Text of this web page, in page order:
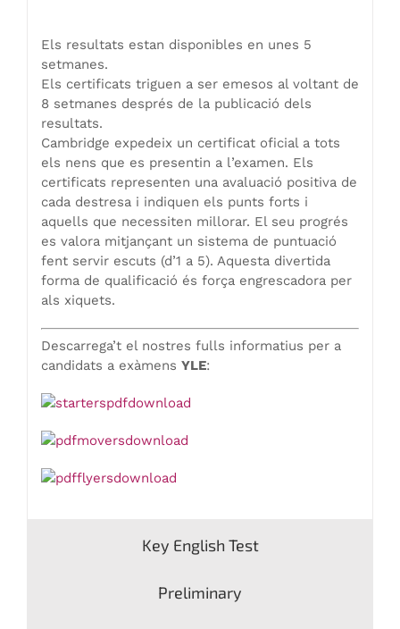
Els resultats estan disponibles en unes 5
setmanes.
Els certificats triguen a ser emesos al voltant de
8 setmanes després de la publicació dels
resultats.
Cambridge expedeix un certificat oficial a tots
els nens que es presentin a l’examen. Els
certificats representen una avaluació positiva de
cada destresa i indiquen els punts forts i
aquells que necessiten millorar. El seu progrés
es valora mitjançant un sistema de puntuació
fent servir escuts (d’1 a 5). Aquesta divertida
forma de qualificació és força engrescadora per
als xiquets.
Descarrega’t el nostres fulls informatius per a
candidats a exàmens YLE:
Key English Test
Preliminary